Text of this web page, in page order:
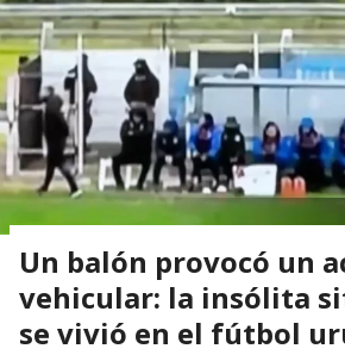
Un balón provocó un
vehicular: la insólita
se vivió en el fútbol